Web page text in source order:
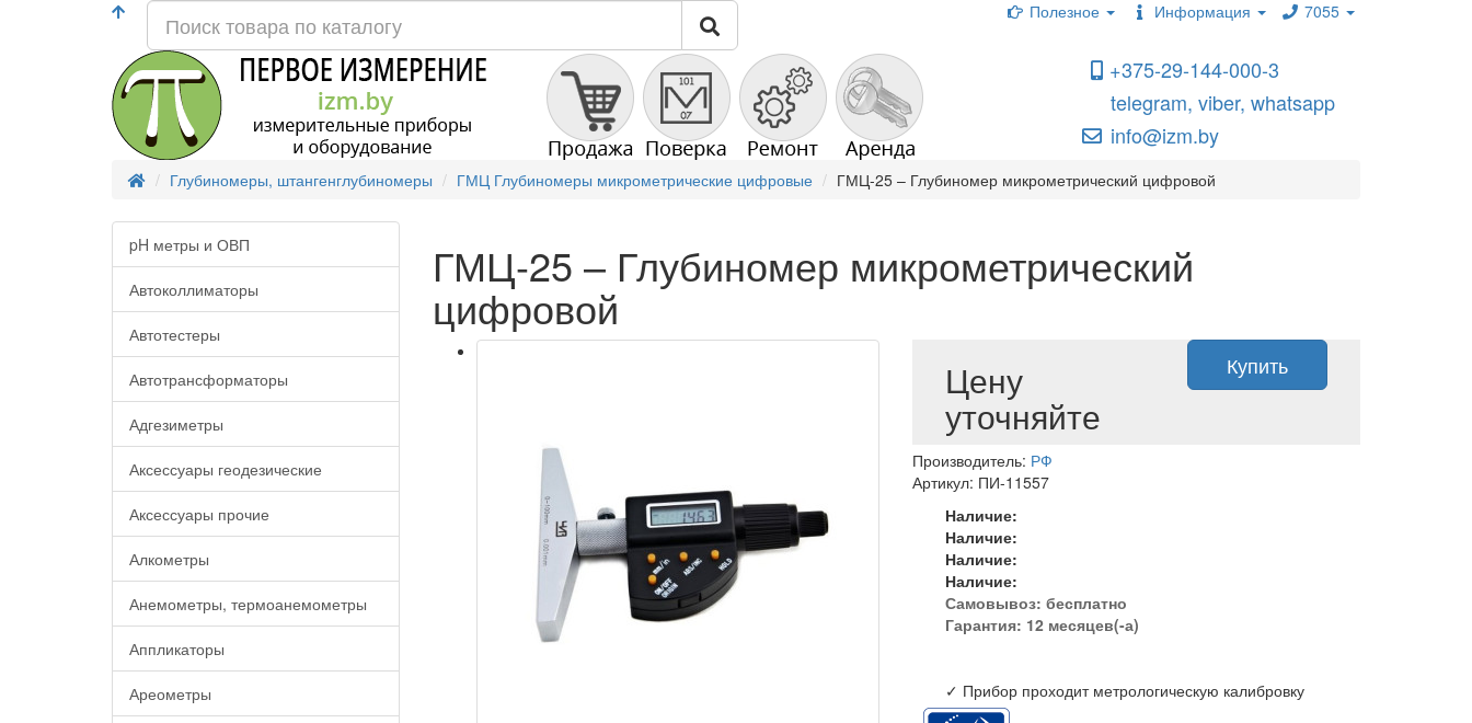
Полезное Информация 7055
+375-29-144-000-3
telegram, viber, whatsapp
info@izm.by
Глубиномеры, штангенглубиномеры ГМЦ Глубиномеры микрометрические цифровые ГМЦ-25 – Глубиномер микрометрический цифровой
pH метры и ОВП
Автоколлиматоры
Автотестеры
Автотрансформаторы
Адгезиметры
Аксессуары геодезические
Аксессуары прочие
Алкометры
Анемометры, термоанемометры
Аппликаторы
Ареометры
ГМЦ-25 – Глубиномер микрометрический
цифровой
Цену
уточняйте
Купить
Производитель: РФ
Артикул: ПИ-11557
Наличие:
Наличие:
Наличие:
Наличие:
Самовывоз:бесплатно
Гарантия: 12 месяцев(-а)
✓ Прибор проходит метрологическую калибровку